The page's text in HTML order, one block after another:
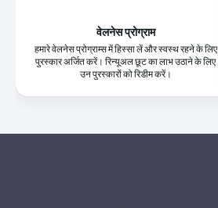
वेलनेस प्रोग्राम
हमारे वेलनेस प्रोग्राम्स में हिस्सा लें और स्वस्थ रहने के लिए
पुरस्कार अर्जित करें। रिन्यूअल छूट का लाभ उठाने के लिए
उन पुरस्कारों को रिडीम करें।